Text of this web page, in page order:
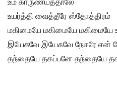
உயர்த்தி வைத்தீரே ஸ்தோத்திரம்
மகிமையே மகிமையே மகிமையே
இயேசுவே இயேசுவே நேசரே என்
தந்தையே தகப்பனே தந்தையே